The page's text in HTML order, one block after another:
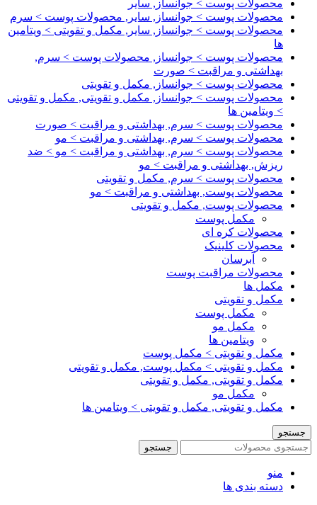
محصولات پوست > جوانساز, سایر
محصولات پوست > جوانساز, سایر, محصولات پوست > سرم
محصولات پوست > جوانساز, سایر, مکمل و تقویتی > ویتامین
ها
محصولات پوست > جوانساز, محصولات پوست > سرم,
بهداشتی و مراقبت > صورت
محصولات پوست > جوانساز, مکمل و تقویتی
محصولات پوست > جوانساز, مکمل و تقویتی, مکمل و تقویتی
> ویتامین ها
محصولات پوست > سرم, بهداشتی و مراقبت > صورت
محصولات پوست > سرم, بهداشتی و مراقبت > مو
محصولات پوست > سرم, بهداشتی و مراقبت > مو > ضد
ریزش, بهداشتی و مراقبت > مو
محصولات پوست > سرم, مکمل و تقویتی
محصولات پوست, بهداشتی و مراقبت > مو
محصولات پوست, مکمل و تقویتی
مکمل پوست
محصولات کره ای
محصولات کلینیک
آبرسان
محصولات مراقبت پوست
مکمل ها
مکمل و تقویتی
مکمل پوست
مکمل مو
ویتامین ها
مکمل و تقویتی > مکمل پوست
مکمل و تقویتی > مکمل پوست, مکمل و تقویتی
مکمل و تقویتی, مکمل و تقویتی
مکمل مو
مکمل و تقویتی, مکمل و تقویتی > ویتامین ها
جستجو
جستجو
منو
دسته بندی ها